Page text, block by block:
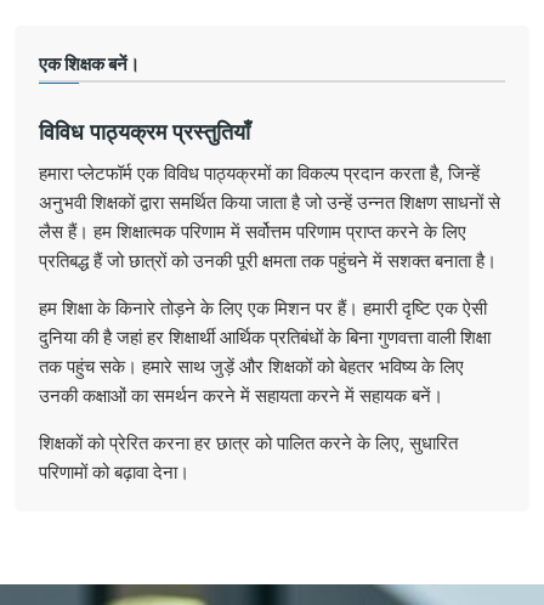
एक शिक्षक बनें।
विविध पाठ्यक्रम प्रस्तुतियाँ
हमारा प्लेटफॉर्म एक विविध पाठ्यक्रमों का विकल्प प्रदान करता है, जिन्हें
अनुभवी शिक्षकों द्वारा समर्थित किया जाता है जो उन्हें उन्नत शिक्षण साधनों से
लैस हैं। हम शिक्षात्मक परिणाम में सर्वोत्तम परिणाम प्राप्त करने के लिए
प्रतिबद्ध हैं जो छात्रों को उनकी पूरी क्षमता तक पहुंचने में सशक्त बनाता है।
हम शिक्षा के किनारे तोड़ने के लिए एक मिशन पर हैं। हमारी दृष्टि एक ऐसी
दुनिया की है जहां हर शिक्षार्थी आर्थिक प्रतिबंधों के बिना गुणवत्ता वाली शिक्षा
तक पहुंच सके। हमारे साथ जुड़ें और शिक्षकों को बेहतर भविष्य के लिए
उनकी कक्षाओं का समर्थन करने में सहायता करने में सहायक बनें।
शिक्षकों को प्रेरित करना हर छात्र को पालित करने के लिए, सुधारित
परिणामों को बढ़ावा देना।